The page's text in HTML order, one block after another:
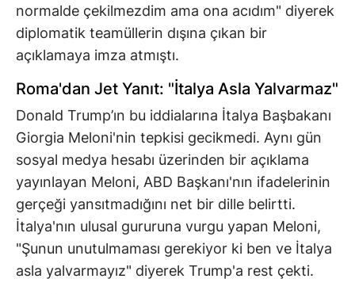
normalde çekilmezdim ama ona acıdım" diyerek
diplomatik teamüllerin dışına çıkan bir
açıklamaya imza atmıştı.
Roma'dan Jet Yanıt: "İtalya Asla Yalvarmaz"
Donald Trump’ın bu iddialarına İtalya Başbakanı
Giorgia Meloni'nin tepkisi gecikmedi. Aynı gün
sosyal medya hesabı üzerinden bir açıklama
yayınlayan Meloni, ABD Başkanı'nın ifadelerinin
gerçeği yansıtmadığını net bir dille belirtti.
İtalya'nın ulusal gururuna vurgu yapan Meloni,
"Şunun unutulmaması gerekiyor ki ben ve İtalya
asla yalvarmayız" diyerek Trump'a rest çekti.